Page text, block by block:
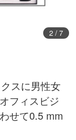
2/ 7
スに男性女
フィスビジ
せて0.5 mm